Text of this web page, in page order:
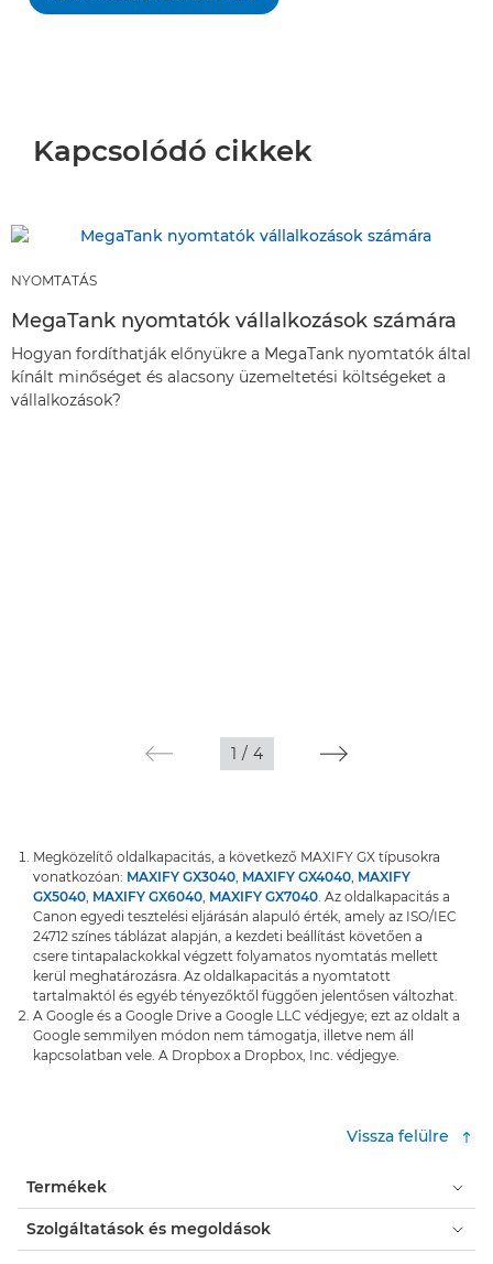
Kapcsolódó cikkek
NYOMTATÁS
MegaTank nyomtatók vállalkozások számára
Hogyan fordíthatják előnyükre a MegaTank nyomtatók által
kínált minőséget és alacsony üzemeltetési költségeket a
vállalkozások?
1 / 4
Megközelítő oldalkapacitás, a következő MAXIFY GX típusokra
vonatkozóan: MAXIFY GX3040, MAXIFY GX4040, MAXIFY
GX5040, MAXIFY GX6040, MAXIFY GX7040. Az oldalkapacitás a
Canon egyedi tesztelési eljárásán alapuló érték, amely az ISO/IEC
24712 színes táblázat alapján, a kezdeti beállítást követően a
csere tintapalackokkal végzett folyamatos nyomtatás mellett
kerül meghatározásra. Az oldalkapacitás a nyomtatott
tartalmaktól és egyéb tényezőktől függően jelentősen változhat.
A Google és a Google Drive a Google LLC védjegye; ezt az oldalt a
Google semmilyen módon nem támogatja, illetve nem áll
kapcsolatban vele. A Dropbox a Dropbox, Inc. védjegye.
Vissza felülre
Termékek
Szolgáltatások és megoldások